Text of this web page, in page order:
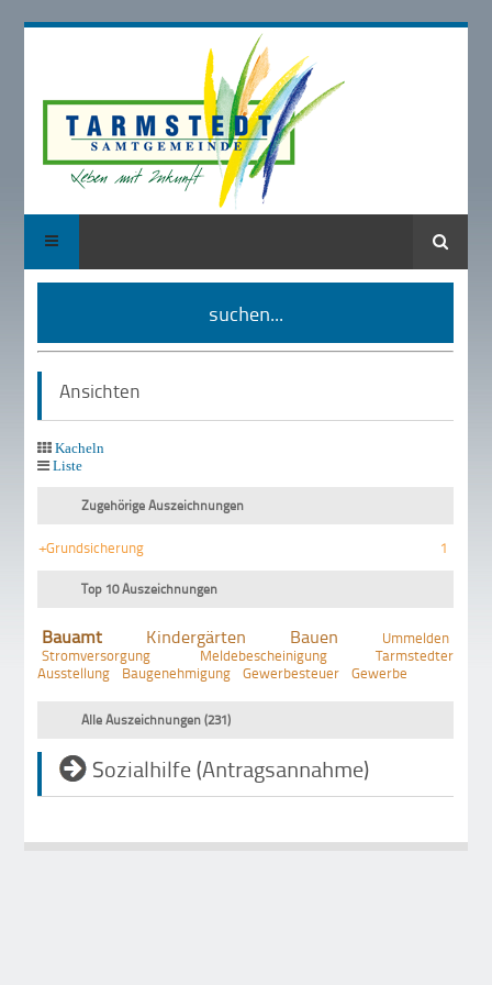
Suche
suchen...
Ansichten
Kacheln
Liste
Zugehörige Auszeichnungen
+Grundsicherung 1
Top 10 Auszeichnungen
Bauamt Kindergärten Bauen
Ummelden
Stromversorgung
Meldebescheinigung
Tarmstedter
Ausstellung
Baugenehmigung Gewerbesteuer Gewerbe
Alle Auszeichnungen (231)
Sozialhilfe (Antragsannahme)